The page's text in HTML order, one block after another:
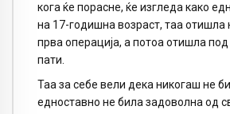
кога ќе порасне, ќе изгледа како
на 17-годишна возраст, таа отишла
прва операција, а потоа отишла
пати.
Таа за себе вели дека никогаш не
едноставно не била задоволна од